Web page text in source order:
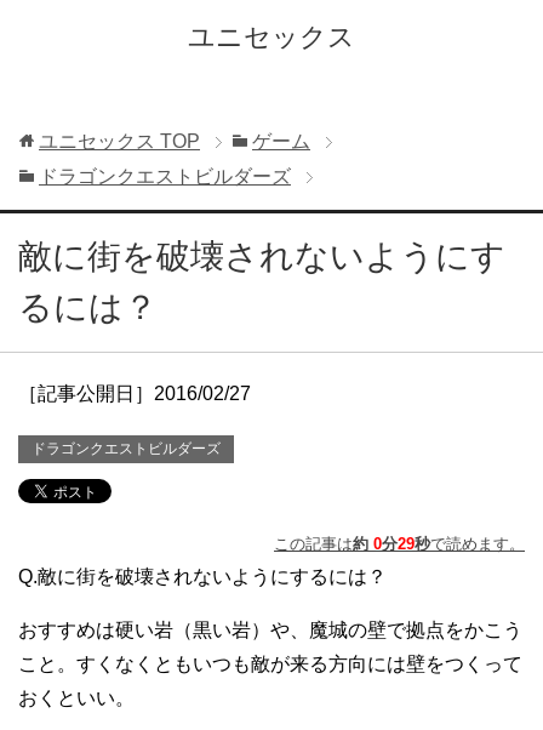
ユニセックス
ユニセックス TOP
ゲーム
ドラゴンクエストビルダーズ
敵に街を破壊されないようにす
るには？
［記事公開日］2016/02/27
ドラゴンクエストビルダーズ
この記事は約 0分29秒で読めます。
Q.敵に街を破壊されないようにするには？
おすすめは硬い岩（黒い岩）や、魔城の壁で拠点をかこう
こと。すくなくともいつも敵が来る方向には壁をつくって
おくといい。